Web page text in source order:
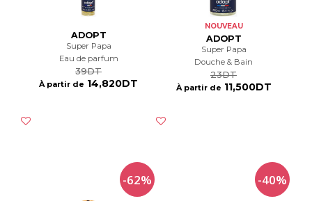
ADOPT
Super Papa
Eau de parfum
39DT
À partir de 14,820DT
NOUVEAU
ADOPT
Super Papa
Douche & Bain
23DT
À partir de 11,500DT
-62% -40%